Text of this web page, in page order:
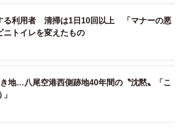
り、店舗と同様に浮き上がって見える状態に ※発災直
会社ロッキー）
る利用者 清掃は1日10回以上 「マナーの悪
ニトイレを変えたもの
地…八尾空港西側跡地40年間の〝沈黙〟「こ